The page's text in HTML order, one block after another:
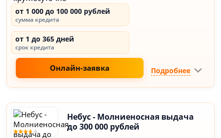
от 1 000 до 100 000 рублей
сумма кредита
от 1 до 365 дней
срок кредита
Онлайн-заявка Подробнее
Небус - Молниеносная выдача
до 300 000 рублей